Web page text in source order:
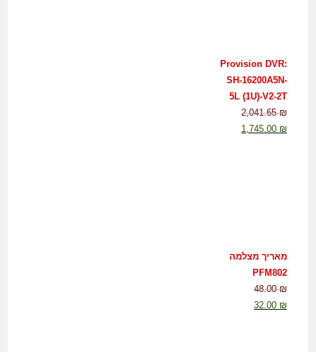
Provision DVR:
SH-16200A5N-
5L (1U)-V2-2T
2,041.65₪
1,745.00 ₪
מאריך מצלמה
PFM802
48.00₪
32.00 ₪